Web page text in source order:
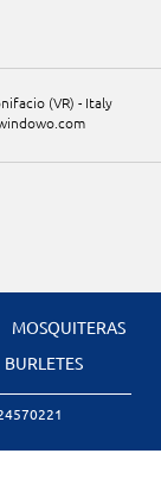
(VR) - Italy
MOSQUITERAS
BURLETES